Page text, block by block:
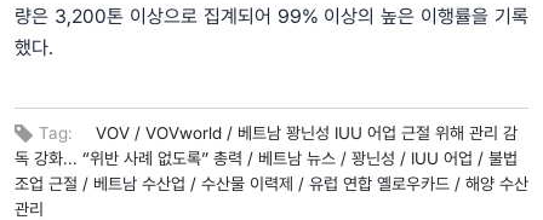
량은 3,200톤 이상으로 집계되어 99% 이상의 높은 이행률을 기록
했다.
Tag: VOV / VOVworld / 베트남 꽝닌성 IUU 어업 근절 위해 관리 감
독 강화... “위반 사례 없도록” 총력 / 베트남 뉴스 / 꽝닌성 / IUU 어업 / 불법
조업 근절 / 베트남 수산업 / 수산물 이력제 / 유럽 연합 옐로우카드 / 해양 수산
관리